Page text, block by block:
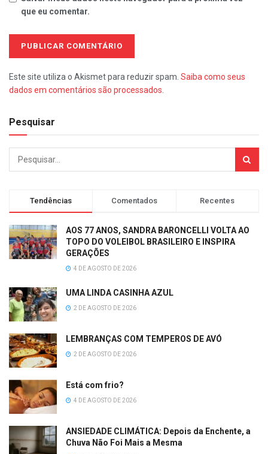
que eu comentar.
Este site utiliza o Akismet para reduzir spam. Saiba como seus
dados em comentários são processados
Pesquisar
Tendências Comentados Recentes
AOS 77 ANOS, SANDRA BARONCELLI VOLTA AO
TOPO DO VOLEIBOL BRASILEIRO E INSPIRA
GERAÇÕES
4 DE AGOSTO DE 2026
UMA LINDA CASINHA AZUL
2 DE AGOSTO DE 2026
LEMBRANÇAS COM TEMPEROS DE AVÓ
2 DE AGOSTO DE 2026
Está com frio?
4 DE AGOSTO DE 2026
ANSIEDADE CLIMÁTICA: Depois da Enchente, a
Chuva Não Foi Mais a Mesma